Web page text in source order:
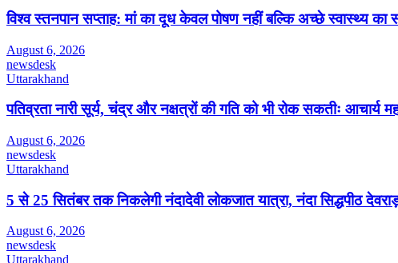
विश्व स्तनपान सप्ताह: मां का दूध केवल पोषण नहीं बल्कि अच्छे स्वास्थ्य
August 6, 2026
newsdesk
Uttarakhand
पतिव्रता नारी सूर्य, चंद्र और नक्षत्रों की गति को भी रोक सकतीः आचार्य
August 6, 2026
newsdesk
Uttarakhand
5 से 25 सितंबर तक निकलेगी नंदादेवी लोकजात यात्रा, नंदा सिद्धपीठ
August 6, 2026
newsdesk
Uttarakhand